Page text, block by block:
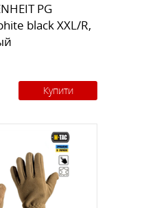
PG
black XXL/R,
Купити